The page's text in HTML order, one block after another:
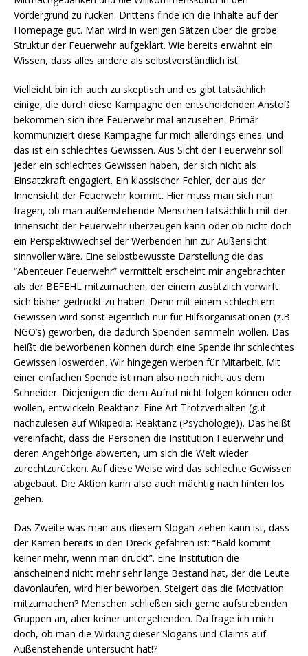
Vordergrund zu rücken. Drittens finde ich die Inhalte auf der
Homepage gut. Man wird in wenigen Sätzen über die grobe
Struktur der Feuerwehr aufgeklärt. Wie bereits erwähnt ein
Wissen, dass alles andere als selbstverständlich ist.
Vielleicht bin ich auch zu skeptisch und es gibt tatsächlich
einige, die durch diese Kampagne den entscheidenden Anstoß
bekommen sich ihre Feuerwehr mal anzusehen. Primär
kommuniziert diese Kampagne für mich allerdings eines: und
das ist ein schlechtes Gewissen. Aus Sicht der Feuerwehr soll
jeder ein schlechtes Gewissen haben, der sich nicht als
Einsatzkraft engagiert. Ein klassischer Fehler, der aus der
Innensicht der Feuerwehr kommt. Hier muss man sich nun
fragen, ob man außenstehende Menschen tatsächlich mit der
Innensicht der Feuerwehr überzeugen kann oder ob nicht doch
ein Perspektivwechsel der Werbenden hin zur Außensicht
sinnvoller wäre. Eine selbstbewusste Darstellung die das
“Abenteuer Feuerwehr” vermittelt erscheint mir angebrachter
als der BEFEHL mitzumachen, der einem zusätzlich vorwirft
sich bisher gedrückt zu haben. Denn mit einem schlechtem
Gewissen wird sonst eigentlich nur für Hilfsorganisationen (z.B.
NGO’s) geworben, die dadurch Spenden sammeln wollen. Das
heißt die beworbenen können durch eine Spende ihr schlechtes
Gewissen loswerden. Wir hingegen werben für Mitarbeit. Mit
einer einfachen Spende ist man also noch nicht aus dem
Schneider. Diejenigen die dem Aufruf nicht folgen können oder
wollen, entwickeln Reaktanz. Eine Art Trotzverhalten (gut
nachzulesen auf Wikipedia: Reaktanz (Psychologie)). Das heißt
vereinfacht, dass die Personen die Institution Feuerwehr und
deren Angehörige abwerten, um sich die Welt wieder
zurechtzurücken. Auf diese Weise wird das schlechte Gewissen
abgebaut. Die Aktion kann also auch mächtig nach hinten los
gehen.
Das Zweite was man aus diesem Slogan ziehen kann ist, dass
der Karren bereits in den Dreck gefahren ist: “Bald kommt
keiner mehr, wenn man drückt”. Eine Institution die
anscheinend nicht mehr sehr lange Bestand hat, der die Leute
davonlaufen, wird hier beworben. Steigert das die Motivation
mitzumachen? Menschen schließen sich gerne aufstrebenden
Gruppen an, aber keiner untergehenden. Da frage ich mich
doch, ob man die Wirkung dieser Slogans und Claims auf
Außenstehende untersucht hat!?